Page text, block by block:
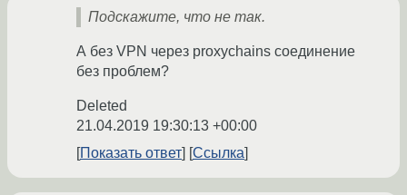
Подскажите, что не так.
А без VPN через proxychains соединение
без проблем?
Deleted
21.04.2019 19:30:13 +00:00
Показать ответ
Ссылка